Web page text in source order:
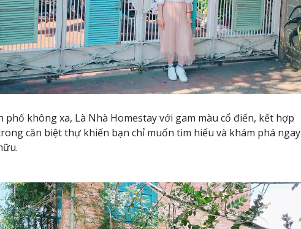
phố không xa, Là Nhà Homestay với gam màu cổ điến, kết hợp
căn biệt thự khiến bạn chỉ muốn tìm hiểu và khám phá ngay